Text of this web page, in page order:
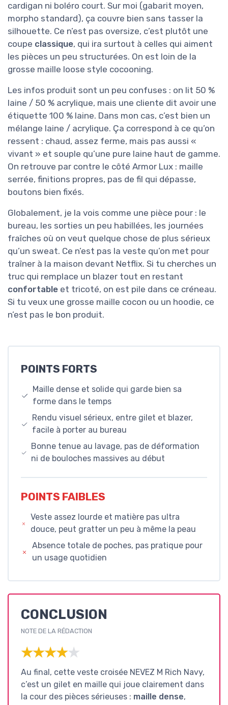
cardigan ni boléro court. Sur moi (gabarit moyen,
morpho standard), ça couvre bien sans tasser la
silhouette. Ce n’est pas oversize, c’est plutôt une
coupe classique, qui ira surtout à celles qui aiment
les pièces un peu structurées. On est loin de la
grosse maille loose style cocooning.
Les infos produit sont un peu confuses : on lit 50 %
laine / 50 % acrylique, mais une cliente dit avoir une
étiquette 100 % laine. Dans mon cas, c’est bien un
mélange laine / acrylique. Ça correspond à ce qu’on
ressent : chaud, assez ferme, mais pas aussi «
vivant » et souple qu’une pure laine haut de gamme.
On retrouve par contre le côté Armor Lux : maille
serrée, finitions propres, pas de fil qui dépasse,
boutons bien fixés.
Globalement, je la vois comme une pièce pour : le
bureau, les sorties un peu habillées, les journées
fraîches où on veut quelque chose de plus sérieux
qu’un sweat. Ce n’est pas la veste qu’on met pour
traîner à la maison devant Netflix. Si tu cherches un
truc qui remplace un blazer tout en restant
confortable et tricoté, on est pile dans ce créneau.
Si tu veux une grosse maille cocon ou un hoodie, ce
n’est pas le bon produit.
POINTS FORTS
Maille dense et solide qui garde bien sa
forme dans le temps
Rendu visuel sérieux, entre gilet et blazer,
facile à porter au bureau
Bonne tenue au lavage, pas de déformation
ni de bouloches massives au début
POINTS FAIBLES
Veste assez lourde et matière pas ultra
douce, peut gratter un peu à même la peau
Absence totale de poches, pas pratique pour
un usage quotidien
CONCLUSION
NOTE DE LA RÉDACTION
★★★★★
★★★★★
Au final, cette veste croisée NEVEZ M Rich Navy,
c’est un gilet en maille qui joue clairement dans
la cour des pièces sérieuses : maille dense,